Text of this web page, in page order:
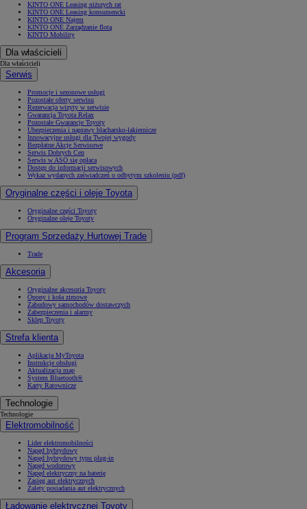
KINTO ONE Leasing niższych rat
KINTO ONE Leasing konsumencki
KINTO ONE Najem
KINTO ONE Zarządzanie flotą
KINTO Mobility
Dla właścicieli
Dla właścicieli
Serwis
Promocje i sezonowe usługi
Pozostałe oferty serwisu
Rezerwacja wizyty w serwisie
Gwarancja Toyota Relax
Pozostałe Gwarancje Toyoty
Ubezpieczenia i naprawy blacharsko-lakiernicze
Innowacyjne usługi dla Twojej wygody
Bezpłatne Akcje Serwisowe
Serwis Dobrych Cen
Serwis w ASO się opłaca
Dostęp do informacji serwisowych
Wykaz wydanych zaświadczeń o odbytym szkoleniu (pdf)
Oryginalne części i oleje Toyota
Oryginalne części Toyoty
Oryginalne oleje Toyoty
Program Sprzedaży Hurtowej Trade
Trade
Akcesoria
Oryginalne akcesoria Toyoty
Opony i koła zimowe
Zabudowy samochodów dostawczych
Zabezpieczenia i alarmy
Sklep Toyoty
Strefa klienta
Aplikacja MyToyota
Instrukcje obsługi
Aktualizacja map
System Bluetooth®
Karty Ratownicze
Technologie
Technologie
Elektromobilność
Lider elektromobilności
Napęd hybrydowy
Napęd hybrydowy typu plug-in
Napęd wodorowy
Napęd elektryczny na baterię
Zasięg aut elektrycznych
Zalety posiadania aut elektrycznych
Ładowanie elektrycznej Toyoty